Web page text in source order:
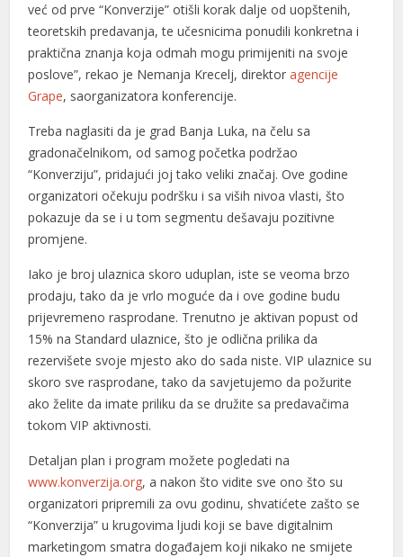
već od prve “Konverzije” otišli korak dalje od uopštenih,
teoretskih predavanja, te učesnicima ponudili konkretna i
praktična znanja koja odmah mogu primijeniti na svoje
poslove”, rekao je Nemanja Krecelj, direktoragencije
Grape, saorganizatora konferencije.
Treba naglasiti da je grad Banja Luka, na čelu sa
gradonačelnikom, od samog početka podržao
“Konverziju”, pridajući joj tako veliki značaj. Ove godine
organizatori očekuju podršku i sa viših nivoa vlasti, što
pokazuje da se i u tom segmentu dešavaju pozitivne
promjene.
Iako je broj ulaznica skoro uduplan, iste se veoma brzo
prodaju, tako da je vrlo moguće da i ove godine budu
prijevremeno rasprodane. Trenutno je aktivan popust od
15% na Standard ulaznice, što je odlična prilika da
rezervišete svoje mjesto ako do sada niste. VIP ulaznice su
skoro sve rasprodane, tako da savjetujemo da požurite
ako želite da imate priliku da se družite sa predavačima
tokom VIP aktivnosti.
Detaljan plan i program možete pogledati na
www.konverzija.org, a nakon što vidite sve ono što su
organizatori pripremili za ovu godinu, shvatićete zašto se
“Konverzija” u krugovima ljudi koji se bave digitalnim
marketingom smatra događajem koji nikako ne smijete